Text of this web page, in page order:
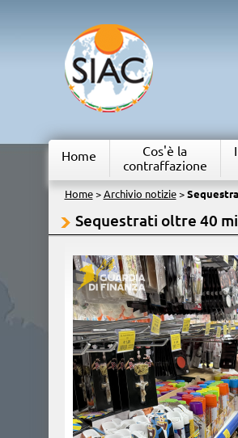
Home
Cos'è la
contraffazione
Home> Archivio notizie>
Sequestrati oltre 40